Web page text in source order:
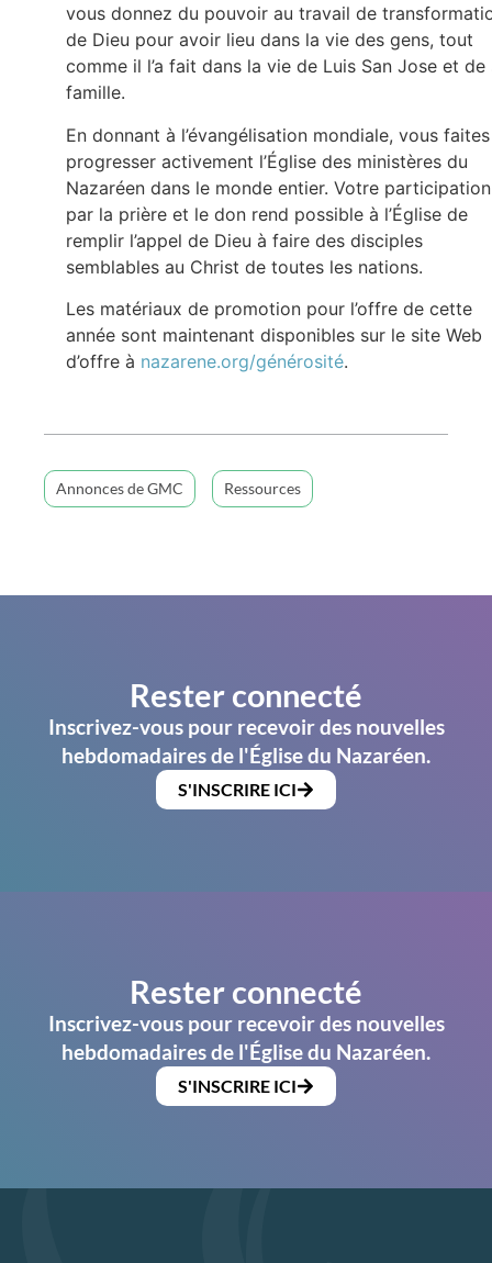
vous donnez du pouvoir au travail de
de Dieu pour avoir lieu dans la vie des gens, tout
comme il l’a fait dans la vie de Luis San Jose et de
famille.
En donnant à l’évangélisation mondiale, vous faites
progresser activement l’Église des ministères du
Nazaréen dans le monde entier. Votre participation
par la prière et le don rend possible à l’Église de
remplir l’appel de Dieu à faire des disciples
semblables au Christ de toutes les nations.
Les matériaux de promotion pour l’offre de cette
année sont maintenant disponibles sur le site Web
d’offre à nazarene.org/générosité.
Annonces de GMC Ressources
Rester connecté
Inscrivez-vous pour recevoir des nouvelles
hebdomadaires de l'Église du Nazaréen.
S'INSCRIRE ICI
Rester connecté
Inscrivez-vous pour recevoir des nouvelles
hebdomadaires de l'Église du Nazaréen.
S'INSCRIRE ICI